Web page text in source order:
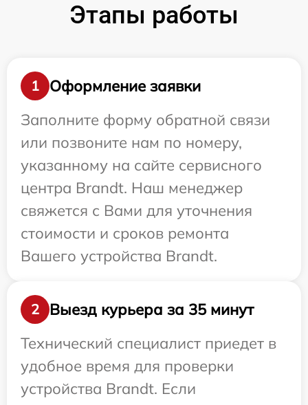
Этапы работы
1
Оформление заявки
Заполните форму обратной связи
или позвоните нам по номеру,
указанному на сайте сервисного
центра Brandt. Наш менеджер
свяжется с Вами для уточнения
стоимости и сроков ремонта
Вашего устройства Brandt.
2
Выезд курьера за 35 минут
Технический специалист приедет в
удобное время для проверки
устройства Brandt. Если